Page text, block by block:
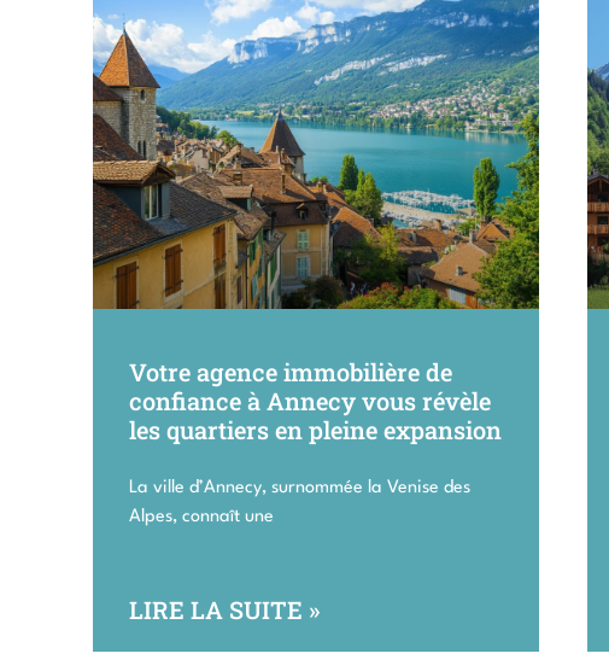
Votre agence immobilière de
confiance à Annecy vous révèle
les quartiers en pleine expansion
La ville d’Annecy, surnommée la Venise des
Alpes, connaît une
LIRE LA SUITE »